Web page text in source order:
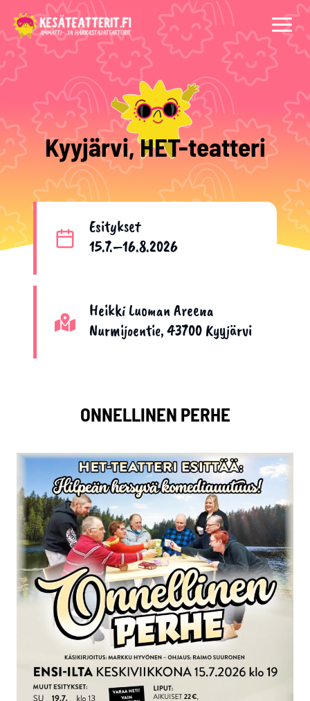
Siirry
sisältöön
Kyyjärvi, HET-teatteri
Esitykset
15.7.–16.8.2026
Heikki Luoman Areena
Nurmijoentie, 43700 Kyyjärvi
ONNELLINEN PERHE